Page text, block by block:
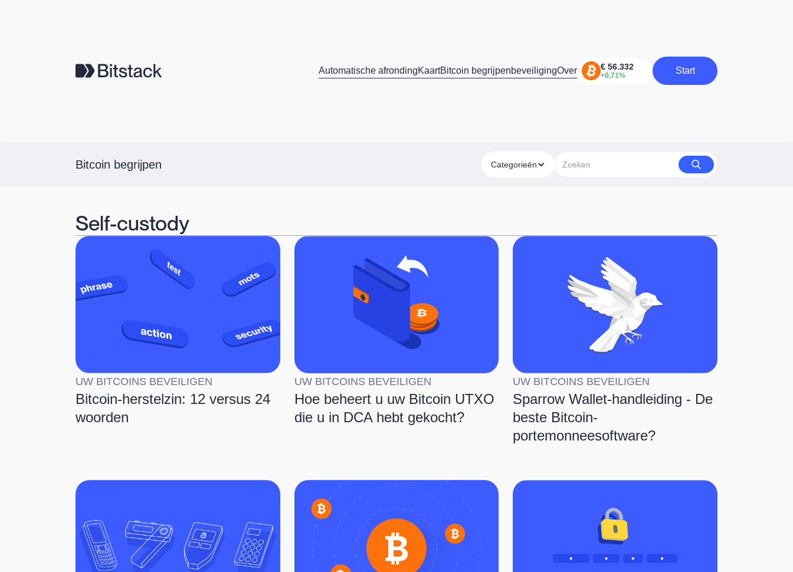
Automatische afrondingKaartBitcoin begrijpenbeveiligingOver
Start
Start
Bitcoin begrijpen Categorieën
Self-custody
UW BITCOINS BEVEILIGEN
Bitcoin-herstelzin: 12 versus 24
woorden
UW BITCOINS BEVEILIGEN
Hoe beheert u uw Bitcoin UTXO
die u in DCA hebt gekocht?
UW BITCOINS BEVEILIGEN
Sparrow Wallet-handleiding - De
beste Bitcoin-
portemonneesoftware?